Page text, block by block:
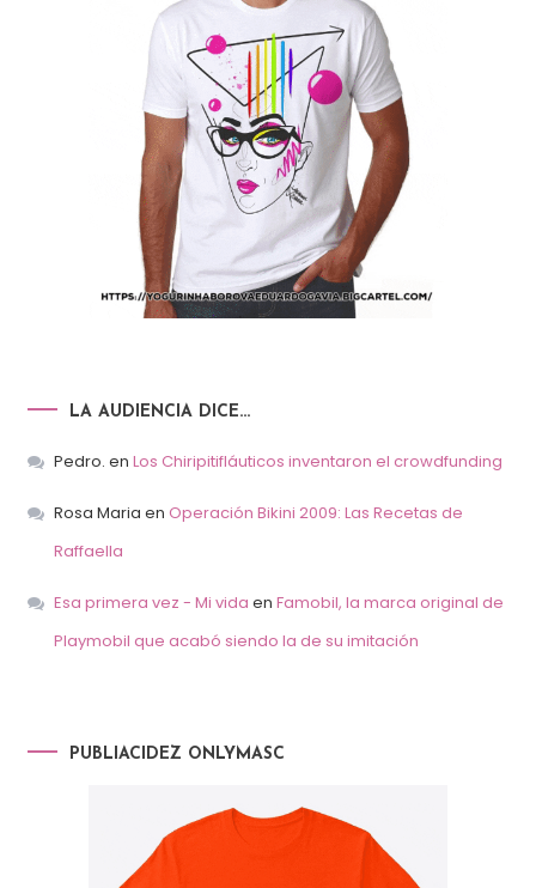
LA AUDIENCIA DICE…
Pedro. en Los Chiripitifláuticos inventaron el crowdfunding
Rosa Maria en Operación Bikini 2009: Las Recetas de
Raffaella
Esa primera vez - Mi vida en Famobil, la marca original de
Playmobil que acabó siendo la de su imitación
PUBLIACIDEZ ONLYMASC